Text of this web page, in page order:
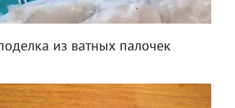
из ватных палочек